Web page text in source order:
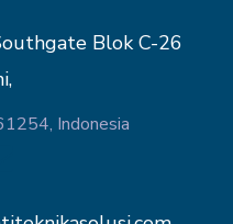
Blok C-26
Indonesia